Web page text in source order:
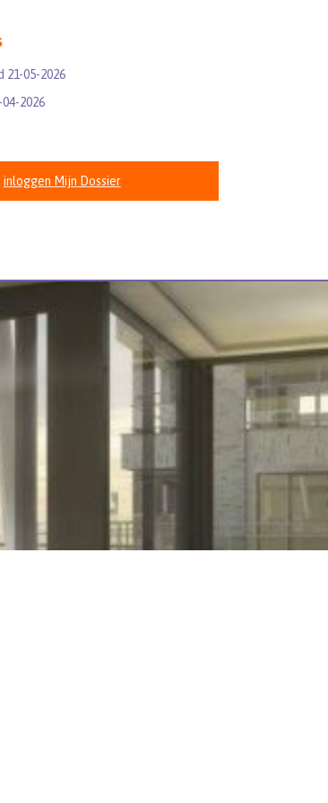
21-05-2026
2026
inloggen Mijn Dossier
Nieuwe gebruiker
Gebruikershandleiding
Calamiteiten en service